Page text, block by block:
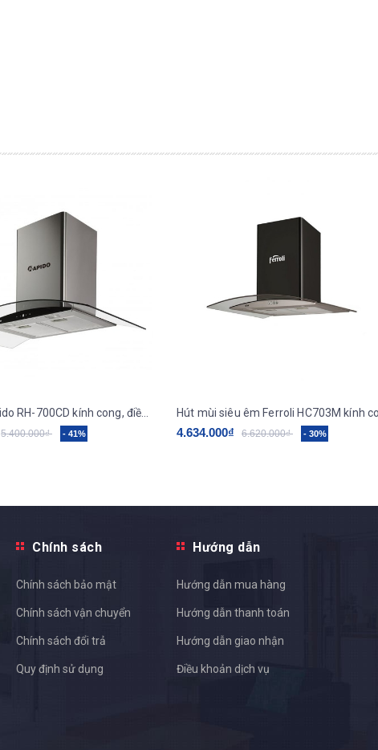
5.400.000₫ - 41% 4.634.000₫ 6.620.000₫ - 30%
Chính sách
Chính sách bảo mật
Chính sách vận chuyển
Chính sách đổi trả
Quy định sử dụng
Hướng dẫn
Hướng dẫn mua hàng
Hướng dẫn thanh toán
Hướng dẫn giao nhận
Điều khoản dịch vụ